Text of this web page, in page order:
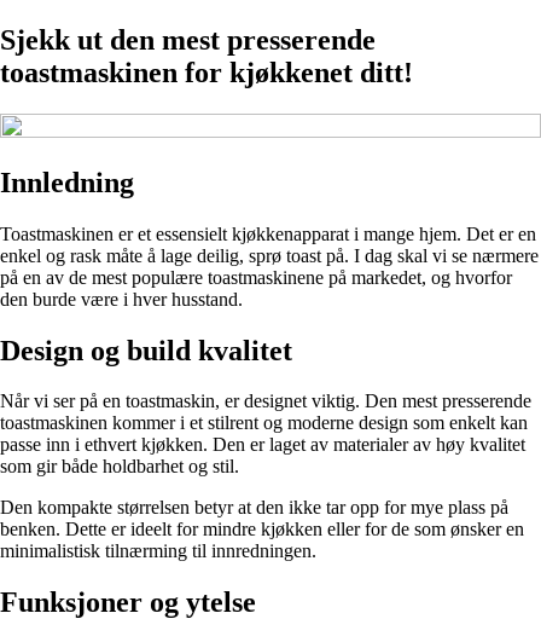
Sjekk ut den mest presserende
toastmaskinen for kjøkkenet ditt!
Innledning
Toastmaskinen er et essensielt kjøkkenapparat i mange hjem. Det er en
enkel og rask måte å lage deilig, sprø toast på. I dag skal vi se nærmere
på en av de mest populære toastmaskinene på markedet, og hvorfor
den burde være i hver husstand.
Design og build kvalitet
Når vi ser på en toastmaskin, er designet viktig. Den mest presserende
toastmaskinen kommer i et stilrent og moderne design som enkelt kan
passe inn i ethvert kjøkken. Den er laget av materialer av høy kvalitet
som gir både holdbarhet og stil.
Den kompakte størrelsen betyr at den ikke tar opp for mye plass på
benken. Dette er ideelt for mindre kjøkken eller for de som ønsker en
minimalistisk tilnærming til innredningen.
Funksjoner og ytelse